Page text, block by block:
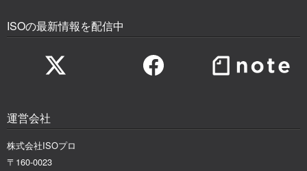
ISOの最新情報を配信中
運営会社
株式会社ISOプロ
〒160-0023